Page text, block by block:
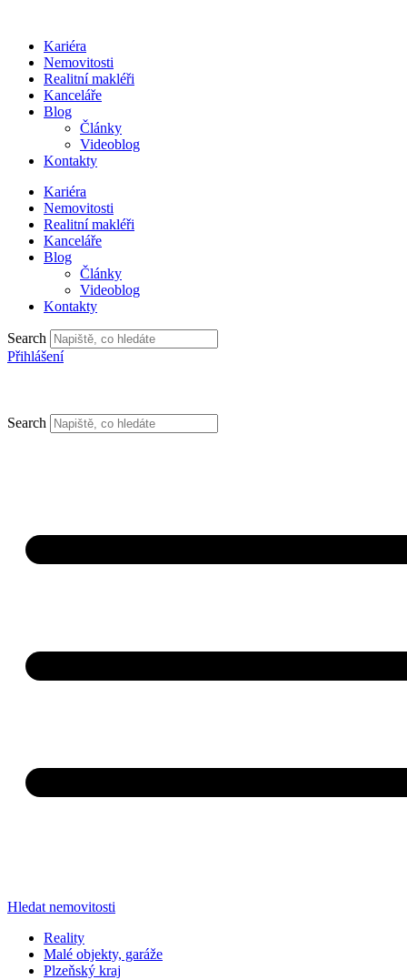
obsahuKariéra
Nemovitosti
Realitní makléři
Kanceláře
Blog
Články
Videoblog
Kontakty
Kariéra
Nemovitosti
Realitní makléři
Kanceláře
Blog
Články
Videoblog
Kontakty
Search
Přihlášení
Search
Hledat nemovitosti
Reality
Malé objekty, garáže
Plzeňský kraj